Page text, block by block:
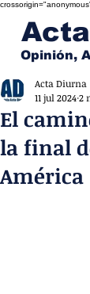
Opinión,
El
la final
América
Acta Diurna
11 jul 20242